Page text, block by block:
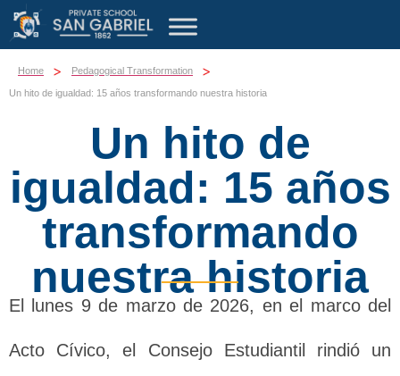
Home > Pedagogical Transformation >
Un hito de igualdad: 15 años transformando nuestra historia
Un hito de
igualdad: 15 años
transformando
nuestra historia
El lunes 9 de marzo de 2026, en el marco del
Acto Cívico, el Consejo Estudiantil rindió un